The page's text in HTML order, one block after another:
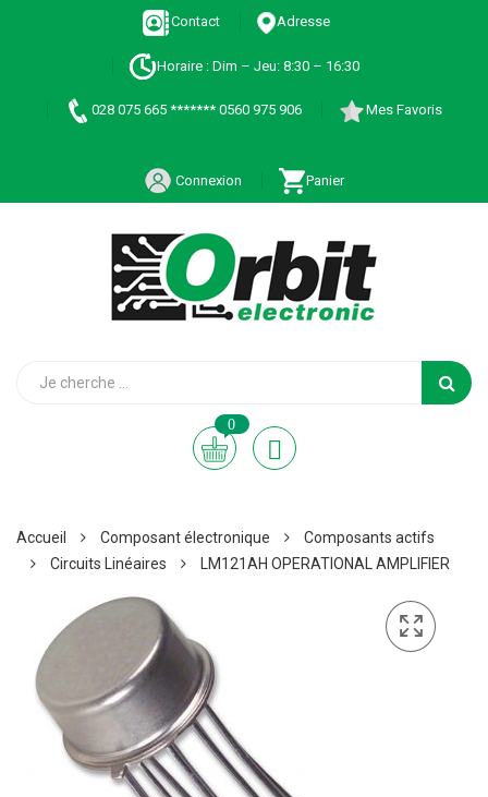
Contact Adresse
Horaire : Dim – Jeu: 8:30 – 16:30
028 075 665 ******* 0560 975 906 Mes Favoris
Connexion Panier
0
Accueil Composant électronique
Composants actifs
Circuits Linéaires
LM121AH OPERATIONAL AMPLIFIER